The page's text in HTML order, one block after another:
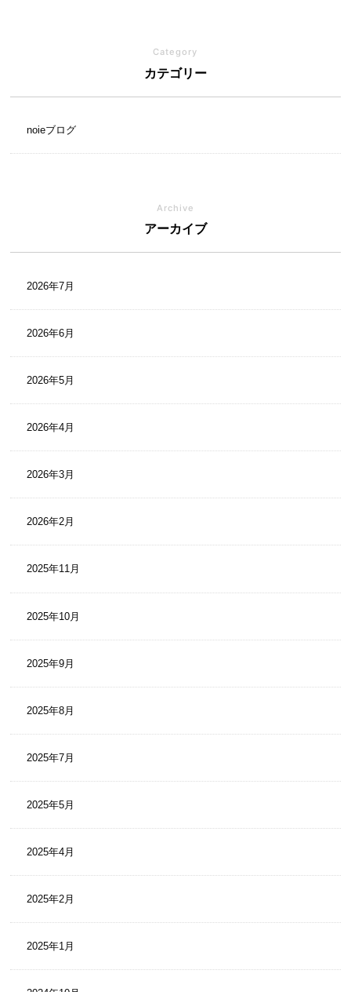
Category
カテゴリー
noieブログ
Archive
アーカイブ
2026年7月
2026年6月
2026年5月
2026年4月
2026年3月
2026年2月
2025年11月
2025年10月
2025年9月
2025年8月
2025年7月
2025年5月
2025年4月
2025年2月
2025年1月